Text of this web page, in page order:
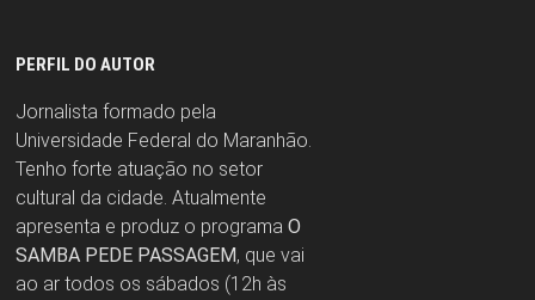
PERFIL DO AUTOR
Jornalista formado pela
Universidade Federal do Maranhão.
Tenho forte atuação no setor
cultural da cidade. Atualmente
apresenta e produz o programa O
SAMBA PEDE PASSAGEM, que vai
ao ar todos os sábados (12h às